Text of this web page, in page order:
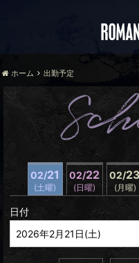
ホーム 出勤予定
02/21
(土曜)
02/22
(日曜)
02/23
(月曜)
日付